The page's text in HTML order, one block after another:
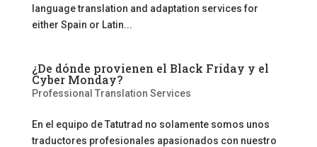
language translation and adaptation services for
either Spain or Latin...
¿De dónde provienen el Black Friday y el
Cyber Monday?
Professional Translation Services
En el equipo de Tatutrad no solamente somos unos
traductores profesionales apasionados con nuestro